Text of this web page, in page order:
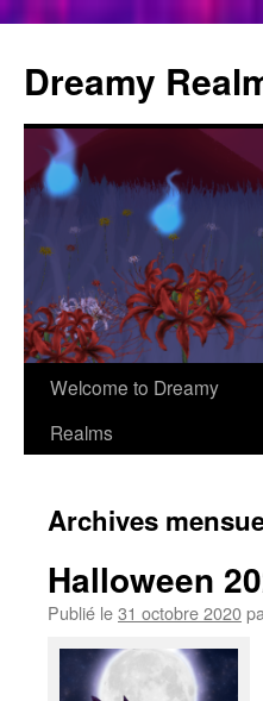
contenu
Dreamy
Welcome to Dreamy
Realms
Archives
Halloween
Publié le31 octobre 2020